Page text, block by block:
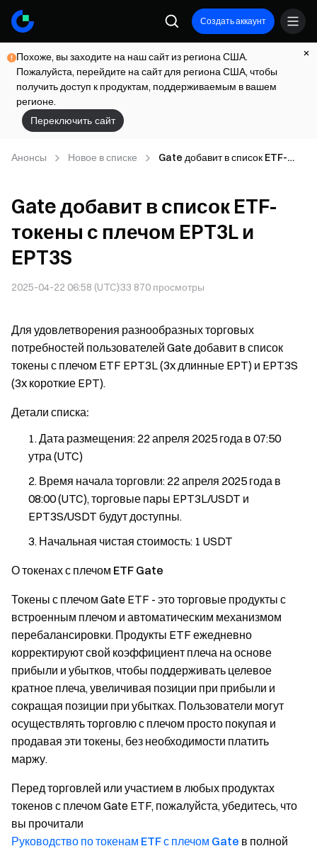
Создать аккаунт
Похоже, вы заходите на наш сайт из региона США.
Пожалуйста, перейдите на сайт для региона США, чтобы
получить доступ к продуктам, поддерживаемым в вашем
регионе.
Переключить сайт
Анонсы Новое в списке
Gate добавит в список ETF-
Gate добавит в список ETF-
токены с плечом EPT3L и
EPT3S
2025-04-22 06:58 (UTC)33 870 просмотры
Для удовлетворения разнообразных торговых
потребностей пользователей Gate добавит в список
токены с плечом ETF EPT3L (3x длинные EPT) и EPT3S
(3x короткие EPT).
Детали списка:
Дата размещения: 22 апреля 2025 года в 07:50
утра (UTC)
Время начала торговли: 22 апреля 2025 года в
08:00 (UTC), торговые пары EPT3L/USDT и
EPT3S/USDT будут доступны.
Начальная чистая стоимость: 1 USDT
О токенах с плечом ETF Gate
Токены с плечом Gate ETF - это торговые продукты с
встроенным плечом и автоматическим механизмом
перебалансировки. Продукты ETF ежедневно
корректируют свой коэффициент плеча на основе
прибыли и убытков, чтобы поддерживать целевое
кратное плеча, увеличивая позиции при прибыли и
сокращая позиции при убытках. Пользователи могут
осуществлять торговлю с плечом просто покупая и
продавая эти токены, без необходимости платить
маржу.
Перед торговлей или участием в любых продуктах
токенов с плечом Gate ETF, пожалуйста, убедитесь, что
вы прочитали
Руководство по токенам ETF с плечом Gate в полной